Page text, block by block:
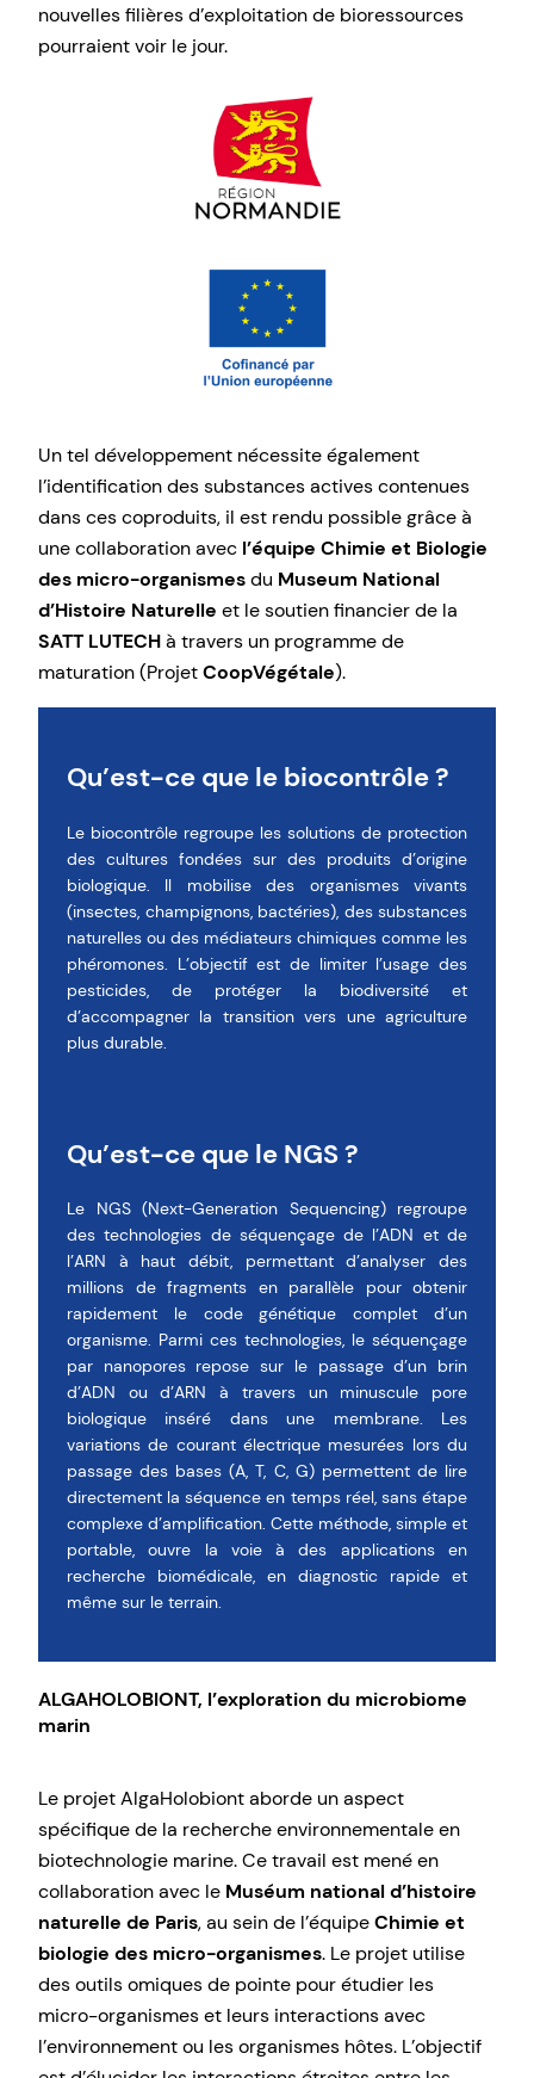
nouvelles filières d’exploitation de bioressources
pourraient voir le jour.
Un tel développement nécessite également
l’identification des substances actives contenues
dans ces coproduits, il est rendu possible grâce à
une collaboration avec l’équipe Chimie et Biologie
des micro-organismesdu Museum National
d’Histoire Naturelle et le soutien financier de la
SATT LUTECHà travers un programme de
maturation (ProjetCoopVégétale).
Qu’est-ce que le biocontrôle ?
Le biocontrôle regroupe les solutions de protection
des cultures fondées sur des produits d’origine
biologique. Il mobilise des organismes vivants
(insectes, champignons, bactéries), des substances
naturelles ou des médiateurs chimiques comme les
phéromones. L’objectif est de limiter l’usage des
pesticides, de protéger la biodiversité et
d’accompagner la transition vers une agriculture
plus durable.
Qu’est-ce que le NGS ?
Le NGS (Next-Generation Sequencing) regroupe
des technologies de séquençage de l’ADN et de
l’ARN à haut débit, permettant d’analyser des
millions de fragments en parallèle pour obtenir
rapidement le code génétique complet d’un
organisme. Parmi ces technologies, le séquençage
par nanopores repose sur le passage d’un brin
d’ADN ou d’ARN à travers un minuscule pore
biologique inséré dans une membrane. Les
variations de courant électrique mesurées lors du
passage des bases (A, T, C, G) permettent de lire
directement la séquence en temps réel, sans étape
complexe d’amplification. Cette méthode, simple et
portable, ouvre la voie à des applications en
recherche biomédicale, en diagnostic rapide et
même sur le terrain.
ALGAHOLOBIONT, l’exploration du microbiome
marin
Le projet AlgaHolobiont aborde un aspect
spécifique de la recherche environnementale en
biotechnologie marine. Ce travail est mené en
collaboration avec le Muséum national d’histoire
naturelle de Paris, au sein de l’équipeChimie et
biologie des micro-organismes. Le projet utilise
des outils omiques de pointe pour étudier les
micro-organismes et leurs interactions avec
l’environnement ou les organismes hôtes. L’objectif